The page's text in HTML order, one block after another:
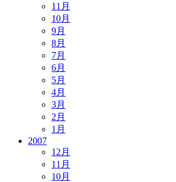
11月
10月
9月
8月
7月
6月
5月
4月
3月
2月
1月
2007
12月
11月
10月